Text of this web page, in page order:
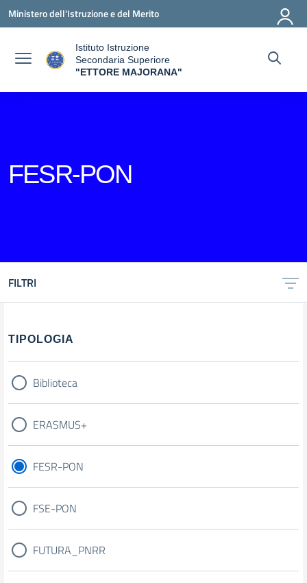
Vai ai contenuti
Vai al menu di navigazione
Vai al footer
Ministero dell'Istruzione e del Merito
Istituto Istruzione
Secondaria Superiore
"ETTORE MAJORANA"
FESR-PON
FILTRI
Filtri
TIPOLOGIA
Biblioteca
ERASMUS+
FESR-PON
FSE-PON
FUTURA_PNRR